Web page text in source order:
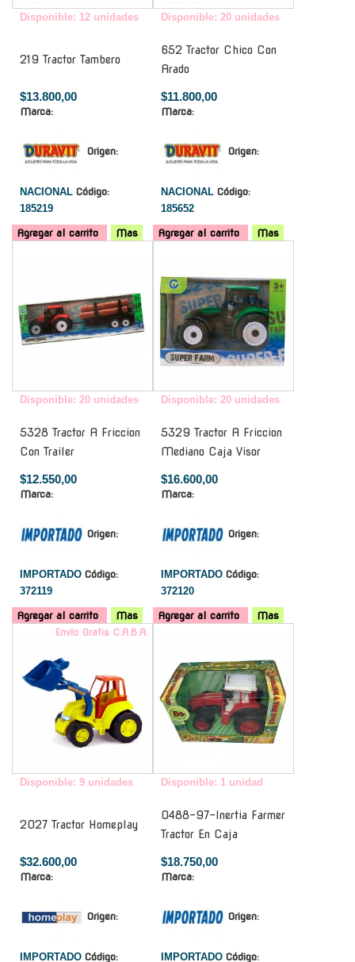
Disponible: 12 unidades
219 Tractor Tambero
$13.800,00
Marca:
Origen:
NACIONAL Código:
185219
Agregar al carrito Mas
Disponible: 20 unidades
652 Tractor Chico Con
Arado
$11.800,00
Marca:
Origen:
NACIONAL Código:
185652
Agregar al carrito
Mas
Disponible: 20 unidades
5328 Tractor A Friccion
Con Trailer
$12.550,00
Marca:
Origen:
IMPORTADO Código:
372119
Agregar al carrito Mas
Disponible: 20 unidades
5329 Tractor A Friccion
Mediano Caja Visor
$16.600,00
Marca:
Origen:
IMPORTADO Código:
372120
Agregar al carrito
Mas
Envío Gratis C.A.B.A.
Disponible: 9 unidades
2027 Tractor Homeplay
$32.600,00
Marca:
Origen:
IMPORTADO Código:
Disponible: 1 unidad
0488-97-Inertia Farmer
Tractor En Caja
$18.750,00
Marca:
Origen:
IMPORTADO Código: